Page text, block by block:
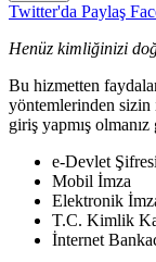
Twitter'da Paylaş
Henüz kimliğinizi
Bu hizmetten
yöntemlerinden
giriş yapmış
e-Devlet Şifresi
Mobil İmza
Elektronik
T.C. Kimlik
İnternet